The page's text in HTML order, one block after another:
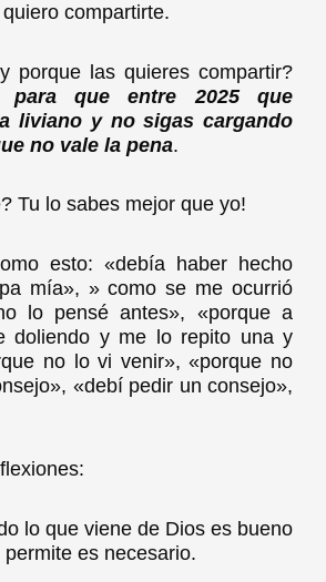
compartirte.
porque las quieres compartir?
para que entre 2025 que
liviano y no sigas cargando
no vale la pena.
Tu lo sabes mejor que yo!
esto: «debía haber hecho
mía», » como se me ocurrió
lo pensé antes», «porque a
doliendo y me lo repito una y
no lo vi venir», «porque no
«debí pedir un consejo»,
lo que viene de Dios es bueno
es necesario.